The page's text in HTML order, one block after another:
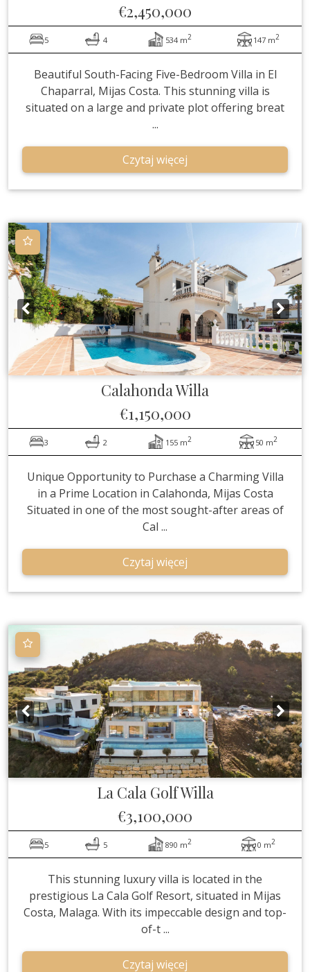
€2,450,000
5 4 534 m2 147 m2
Beautiful South-Facing Five-Bedroom Villa in El
Chaparral, Mijas Costa. This stunning villa is
situated on a large and private plot offering breat
...
Czytaj więcej
CalahondaWilla
€1,150,000
3 2 155 m2 50 m2
Unique Opportunity to Purchase a Charming Villa
in a Prime Location in Calahonda, Mijas Costa
Situated in one of the most sought-after areas of
Cal ...
Czytaj więcej
La Cala GolfWilla
€3,100,000
5 5 890 m2 0 m2
This stunning luxury villa is located in the
prestigious La Cala Golf Resort, situated in Mijas
Costa, Malaga. With its impeccable design and top-
of-t ...
Czytaj więcej